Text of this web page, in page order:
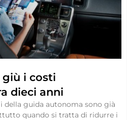
giù i costi
dieci anni
della guida autonoma sono già
quando si tratta di ridurre i